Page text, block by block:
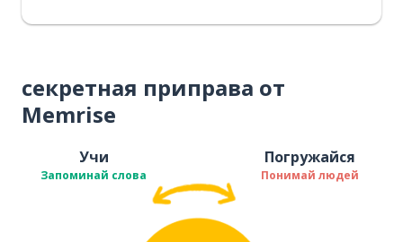
секретная приправа от
Memrise
Учи
Запоминай слова
Погружайся
Понимай людей